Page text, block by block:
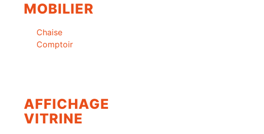
MOBILIER
Chaise
Comptoir
AFFICHAGE
VITRINE